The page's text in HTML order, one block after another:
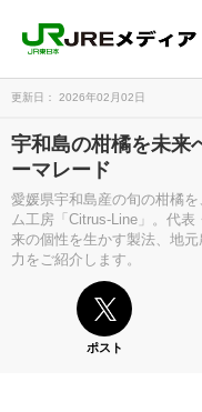
更新日： 2026年02月02日
宇和島の柑橘を未来
ーマレード
愛媛県宇和島産の旬の柑橘
ム工房「Citrus-Line」。代
来の個性を生かす製法、地
力をご紹介します。
ポスト